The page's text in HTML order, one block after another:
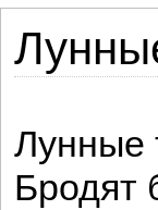
Лунные
Бродят